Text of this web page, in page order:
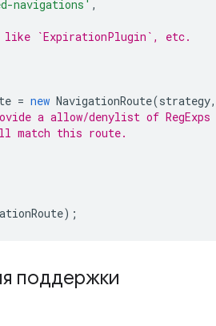
navigations' ,
like `ExpirationPlugin`, etc.
= new NavigationRoute(strategy,
a allow/denylist of RegExps
match this route.
);
поддержки